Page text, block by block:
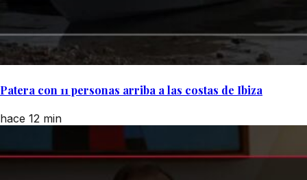
Patera con 11 personas arriba a las costas de Ibiza
hace 12 min